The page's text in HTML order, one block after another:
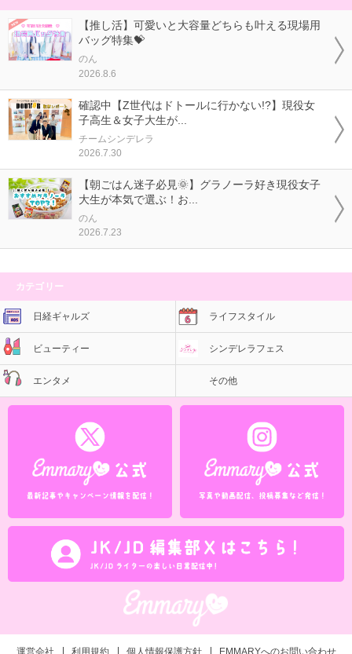
【推し活】可愛いと大容量どちらも叶える現場用
バッグ特集💝
のん
2026.8.6
確認中【Z世代はドトールに行かない!?】現役女
子高生＆女子大生が...
チームシンデレラ
2026.7.30
【朝ごはん迷子必見🌞】グラノーラ好き現役女子
大生が本気で選ぶ！お...
のん
2026.7.23
カテゴリー
日経ギャルズ ライフスタイル
ビューティー シンデレラフェス
エンタメ その他
運営会社 利用規約 個人情報保護方針 EMMARYへのお問い合わせ